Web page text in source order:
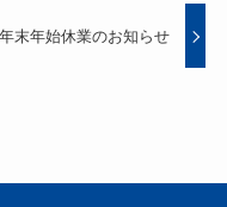
年末年始休業の​お知らせ